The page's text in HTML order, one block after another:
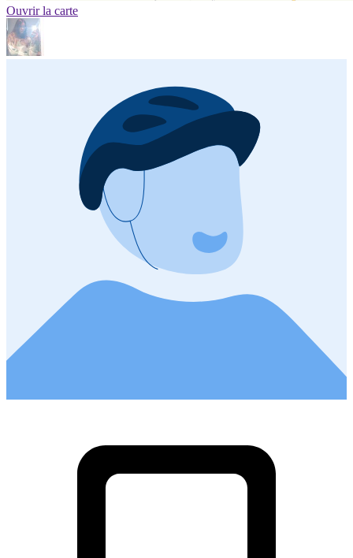
Ouvrir la carte